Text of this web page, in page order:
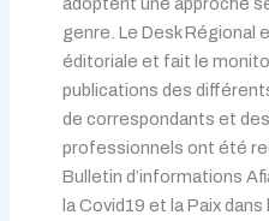
genre. Le Desk Régional
éditoriale et fait le
publications des
de correspondants et
professionnels ont été
Bulletin d’informations
la Covid19 et la Paix